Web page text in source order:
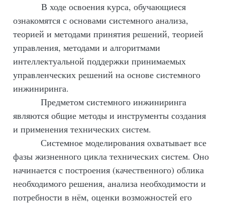
В ходе освоения курса, обучающиеся
ознакомятся с основами системного анализа,
теорией и методами принятия решений, теорией
управления, методами и алгоритмами
интеллектуальной поддержки принимаемых
управленческих решений на основе системного
инжиниринга.
Предметом системного инжиниринга
являются общие методы и инструменты создания
и применения технических систем.
Системное моделирования охватывает все
фазы жизненного цикла технических систем. Оно
начинается с построения (качественного) облика
необходимого решения, анализа необходимости и
потребности в нём, оценки возможностей его